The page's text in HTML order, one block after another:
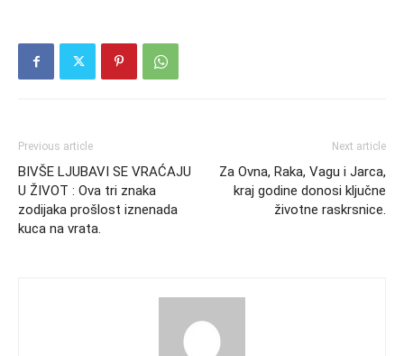
Previous article
BIVŠE LJUBAVI SE VRAĆAJU
U ŽIVOT : Ova tri znaka
zodijaka prošlost iznenada
kuca na vrata.
Next article
Za Ovna, Raka, Vagu i Jarca,
kraj godine donosi ključne
životne raskrsnice.